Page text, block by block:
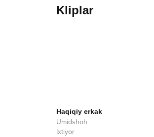
Kliplar
Haqiqiy erkak
Umidshoh
Ixtiyor